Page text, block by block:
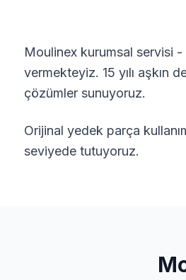
Moulinex kurumsal servisi -
vermekteyiz. 15 yılı aşkın
çözümler sunuyoruz.
Orijinal yedek parça
seviyede tutuyoruz.